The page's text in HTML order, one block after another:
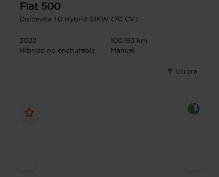
Fiat 500
Dolcevita 1.0 Hybrid 51KW (70 CV)
2022
100.193 km
Híbrido no enchufable
Manual
Utrera